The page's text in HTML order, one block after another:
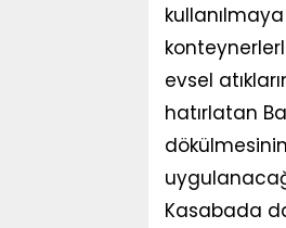
evsel
hatırlatan
Kasabada